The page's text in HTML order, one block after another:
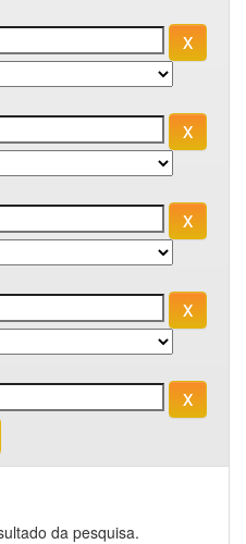
da pesquisa.